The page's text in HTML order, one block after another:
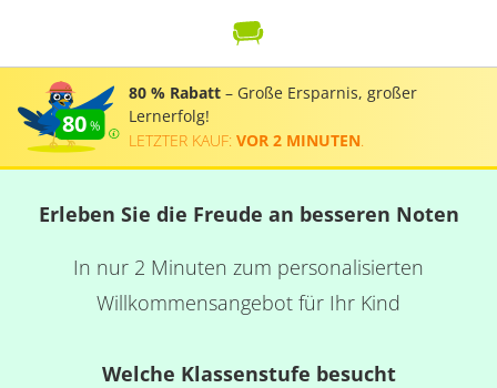
80
80 % Rabatt – Große Ersparnis, großer
Lernerfolg!
LETZTER KAUF: VOR 2 MINUTEN
Erleben Sie die Freude an besseren Noten
In nur 2 Minuten zum personalisierten
Willkommensangebot für Ihr Kind
Welche Klassenstufe besucht